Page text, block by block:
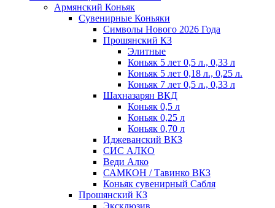
Армянский Коньяк
Сувенирные Коньяки
Символы Нового 2026 Года
Прошянский КЗ
Элитные
Коньяк 5 лет 0,5 л., 0,33 л
Коньяк 5 лет 0,18 л., 0,25 л.
Коньяк 7 лет 0,5 л., 0,33 л
Шахназарян ВКД
Коньяк 0,5 л
Коньяк 0,25 л
Коньяк 0,70 л
Иджеванский ВКЗ
СИС АЛКО
Веди Алко
САМКОН / Тавинко ВКЗ
Коньяк сувенирный Сабля
Прошянский КЗ
Эксклюзив